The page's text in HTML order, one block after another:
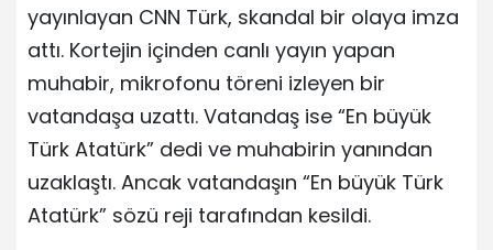
yayınlayan CNN Türk, skandal bir olaya imza
attı. Kortejin içinden canlı yayın yapan
muhabir, mikrofonu töreni izleyen bir
vatandaşa uzattı. Vatandaş ise “En büyük
Türk Atatürk” dedi ve muhabirin yanından
uzaklaştı. Ancak vatandaşın “En büyük Türk
Atatürk” sözü reji tarafından kesildi.